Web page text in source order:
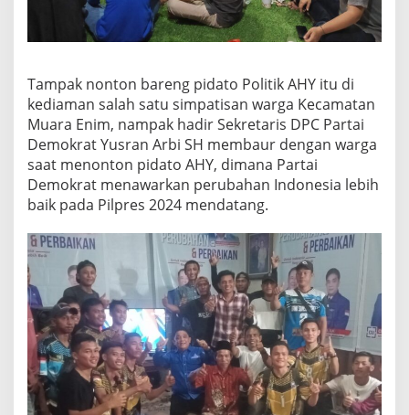
Tampak nonton bareng pidato Politik AHY itu di
kediaman salah satu simpatisan warga Kecamatan
Muara Enim, nampak hadir Sekretaris DPC Partai
Demokrat Yusran Arbi SH membaur dengan warga
saat menonton pidato AHY, dimana Partai
Demokrat menawarkan perubahan Indonesia lebih
baik pada Pilpres 2024 mendatang.